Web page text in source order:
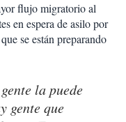
flujo migratorio al
en espera de asilo por
se están preparando
la puede
gente que